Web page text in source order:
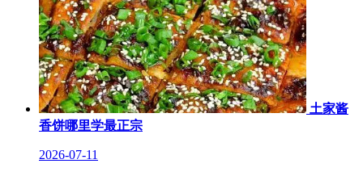
土家酱
香饼哪里学最正宗
2026-07-11